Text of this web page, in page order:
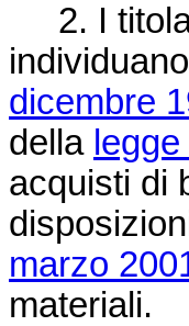
2. I
dicembre
della
acquisti di
marzo
materiali.